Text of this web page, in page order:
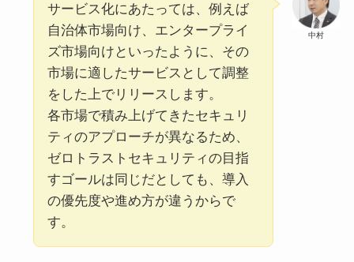
中村
サービス化にあたっては、例えば
自治体市場向け、エンタープライ
ズ市場向けといったように、その
市場に適したサービスとして調整
をした上でリリースします。
各市場で積み上げてきたセキュリ
ティのアプローチが異なるため、
ゼロトラストセキュリティの目指
すゴールは同じだとしても、導入
の優先度や進め方が違うからで
す。